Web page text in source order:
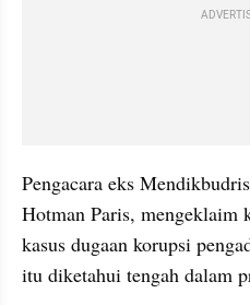
Pengacara eks
Hotman Paris, mengeklaim
kasus dugaan korupsi
itu diketahui tengah dalam